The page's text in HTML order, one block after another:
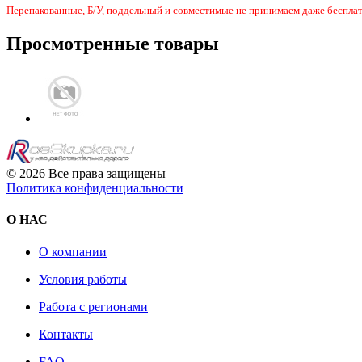
Перепакованные, Б/У, поддельный и совместимые не принимаем даже
Просмотренные товары
© 2026 Все права защищены
Политика конфиденциальности
О НАС
О компании
Условия работы
Работа с регионами
Контакты